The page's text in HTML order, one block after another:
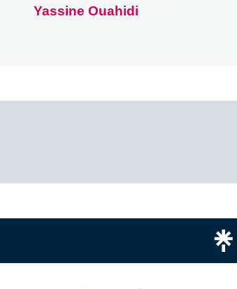
Yassine Ouahidi